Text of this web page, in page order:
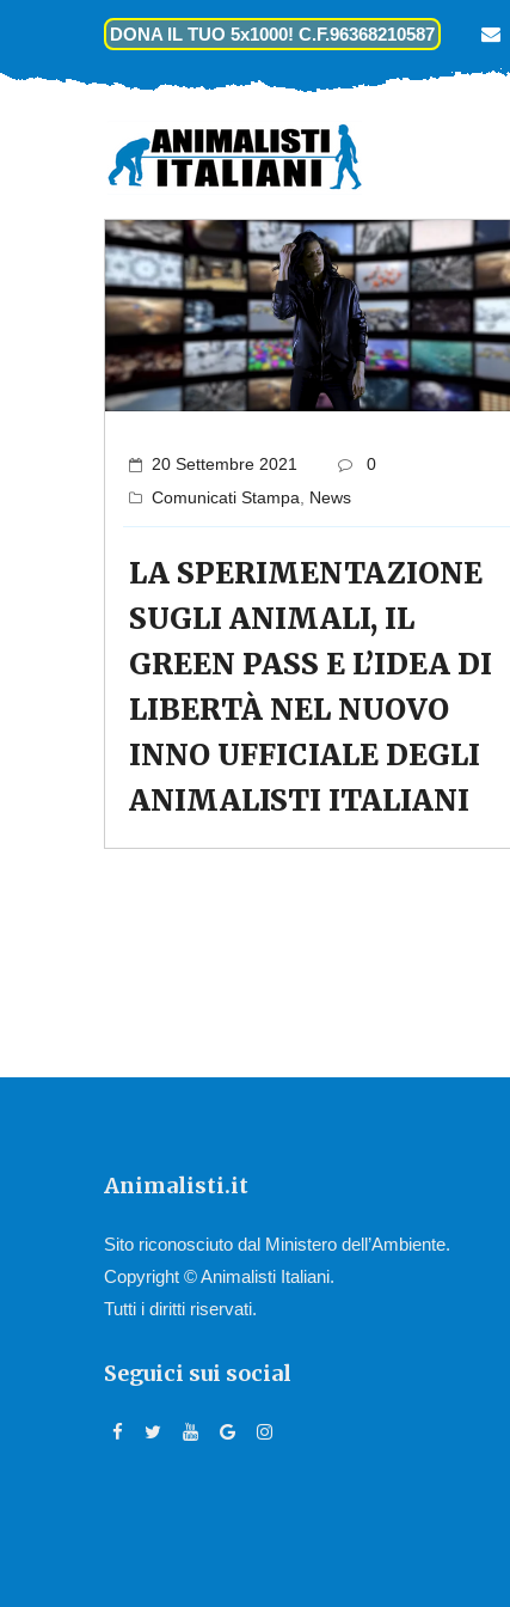
DONA IL TUO 5x1000! C.F.96368210587
20 Settembre 2021
0
Comunicati Stampa, News
LA SPERIMENTAZIONE
SUGLI ANIMALI, IL
GREEN PASS E L’IDEA DI
LIBERTÀ NEL NUOVO
INNO UFFICIALE DEGLI
ANIMALISTI ITALIANI
Animalisti.it
Sito riconosciuto dal Ministero dell’Ambiente.
Copyright © Animalisti Italiani.
Tutti i diritti riservati.
Seguici sui social